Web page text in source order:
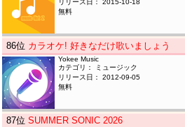
リリース日： 2015-10-18
無料
86位 カラオケ! 好きなだけ歌いましょう
Yokee Music
カテゴリ： ミュージック
リリース日： 2012-09-05
無料
87位SUMMER SONIC 2026